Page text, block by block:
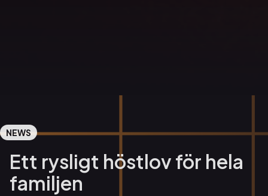
NEWS
Ett rysligt höstlov för hela
familjen